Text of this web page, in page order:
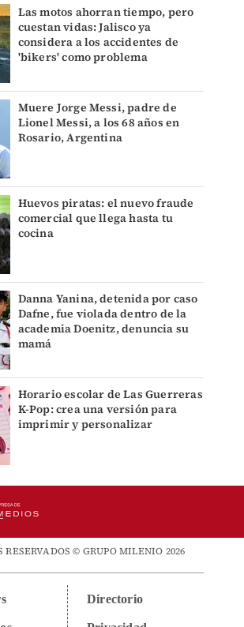
Las motos ahorran tiempo, pero
cuestan vidas: Jalisco ya
considera a los accidentes de
'bikers' como problema
Muere Jorge Messi, padre de
Lionel Messi, a los 68 años en
Rosario, Argentina
Huevos piratas: el nuevo fraude
comercial que llega hasta tu
cocina
Danna Yanina, detenida por caso
Dafne, fue violada dentro de la
academia Doenitz, denuncia su
mamá
Horario escolar de Las Guerreras
K-Pop: crea una versión para
imprimir y personalizar
RESERVADOS © GRUPO MILENIO 2026
Directorio